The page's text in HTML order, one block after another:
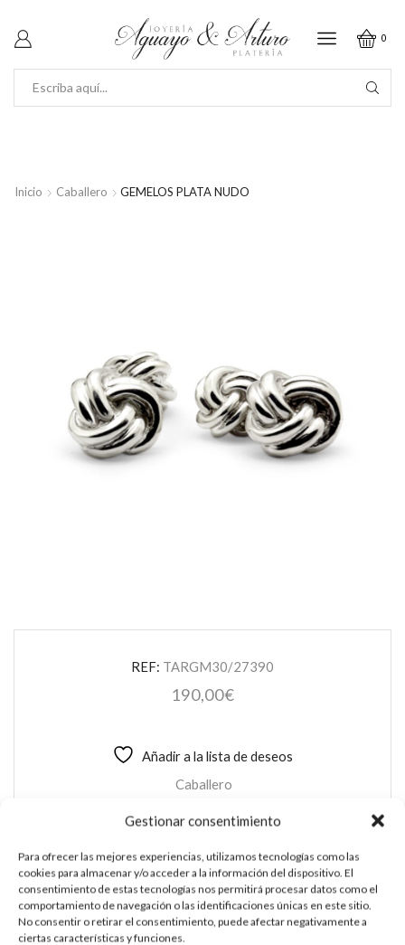
Gestionar consentimiento
Para ofrecer las mejores experiencias, utilizamos tecnologías como las
cookies para almacenar y/o acceder a la información del dispositivo. El
consentimiento de estas tecnologías nos permitirá procesar datos como el
comportamiento de navegación o las identificaciones únicas en este sitio.
No consentir o retirar el consentimiento, puede afectar negativamente a
ciertas características y funciones.
0
Inicio Caballero GEMELOS PLATA NUDO
REF: TARGM30/27390
190,00€
Añadir a la lista de deseos
Caballero
GEMELOS PLATA NUDO